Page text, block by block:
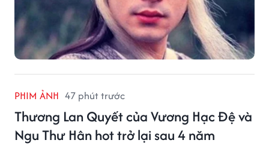
PHIM ẢNH 47 phút trước
Thương Lan Quyết của Vương Hạc Đệ và
Ngu Thư Hân hot trở lại sau 4 năm